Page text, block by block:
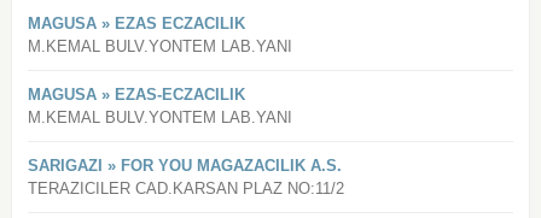
MAGUSA » EZAS ECZACILIK
M.KEMAL BULV.YONTEM LAB.YANI
MAGUSA » EZAS-ECZACILIK
M.KEMAL BULV.YONTEM LAB.YANI
SARIGAZI » FOR YOU MAGAZACILIK A.S.
TERAZICILER CAD.KARSAN PLAZ NO:11/2